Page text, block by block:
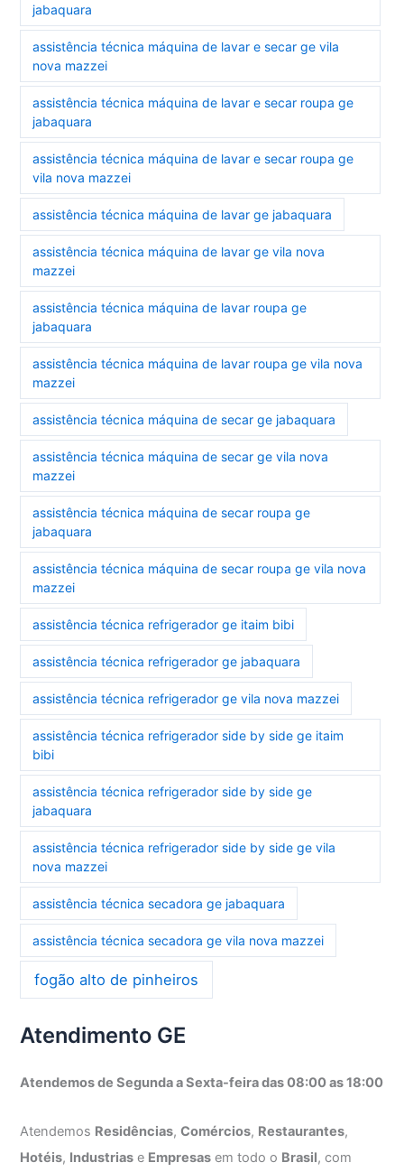
jabaquara
assistência técnica máquina de lavar e secar ge vila
nova mazzei
assistência técnica máquina de lavar e secar roupa ge
jabaquara
assistência técnica máquina de lavar e secar roupa ge
vila nova mazzei
assistência técnica máquina de lavar ge jabaquara
assistência técnica máquina de lavar ge vila nova
mazzei
assistência técnica máquina de lavar roupa ge
jabaquara
assistência técnica máquina de lavar roupa ge vila nova
mazzei
assistência técnica máquina de secar ge jabaquara
assistência técnica máquina de secar ge vila nova
mazzei
assistência técnica máquina de secar roupa ge
jabaquara
assistência técnica máquina de secar roupa ge vila nova
mazzei
assistência técnica refrigerador ge itaim bibi
assistência técnica refrigerador ge jabaquara
assistência técnica refrigerador ge vila nova mazzei
assistência técnica refrigerador side by side ge itaim
bibi
assistência técnica refrigerador side by side ge
jabaquara
assistência técnica refrigerador side by side ge vila
nova mazzei
assistência técnica secadora ge jabaquara
assistência técnica secadora ge vila nova mazzei
fogão alto de pinheiros
Atendimento GE
Atendemos de Segunda a Sexta-feira das 08:00 as 18:00
Atendemos Residências,Comércios, Restaurantes,
Hotéis, Industrias e Empresas em todo o Brasil, com